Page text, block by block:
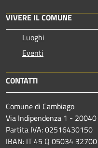
VIVERE IL COMUNE
Luoghi
Eventi
CONTATTI
Comune di Cambiago
Via Indipendenza 1 - 20040
Partita IVA: 02516430150
IBAN: IT 45 Q 05034